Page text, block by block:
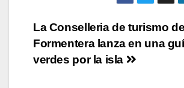
Navegación
de
La Conselleria de turismo de
Formentera lanza en una
verdes por la isla